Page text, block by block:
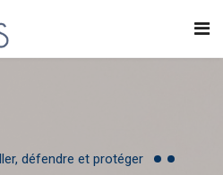
défendre et protéger